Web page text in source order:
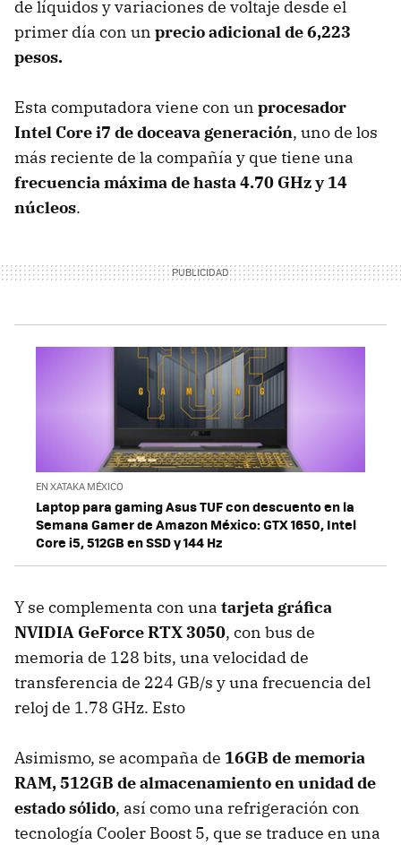
de líquidos y variaciones de voltaje desde el
primer día con un precio adicional de 6,223
pesos.
Esta computadora viene con un procesador
Intel Core i7 de doceava generación, uno de los
más reciente de la compañía y que tiene una
frecuencia máxima de hasta 4.70 GHz y 14
núcleos.
EN XATAKA MÉXICO
Laptop para gaming Asus TUF con descuento en la
Semana Gamer de Amazon México: GTX 1650, Intel
Core i5, 512GB en SSD y 144 Hz
Y se complementa con una tarjeta gráfica
NVIDIA GeForce RTX 3050, con bus de
memoria de 128 bits, una velocidad de
transferencia de 224 GB/s y una frecuencia del
reloj de 1.78 GHz. Esto
Asimismo, se acompaña de 16GB de memoria
RAM, 512GB de almacenamiento en unidad de
estado sólido, así como una refrigeración con
tecnología Cooler Boost 5, que se traduce en una